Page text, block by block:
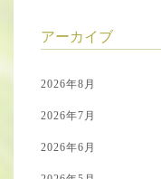
アーカイブ
2026年8月
2026年7月
2026年6月